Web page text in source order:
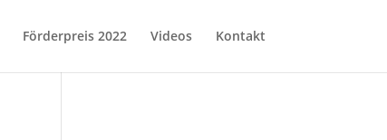
Förderpreis 2022 Videos Kontakt